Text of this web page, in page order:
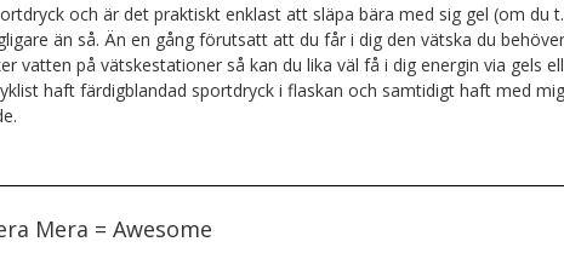
och är det praktiskt enklast att släpa bära med sig gel (om du
än så. Än en gång förutsatt att du får i dig den vätska du
vatten på vätskestationer så kan du lika väl få i dig energin via gels
haft färdigblandad sportdryck i flaskan och samtidigt haft med
Mera = Awesome